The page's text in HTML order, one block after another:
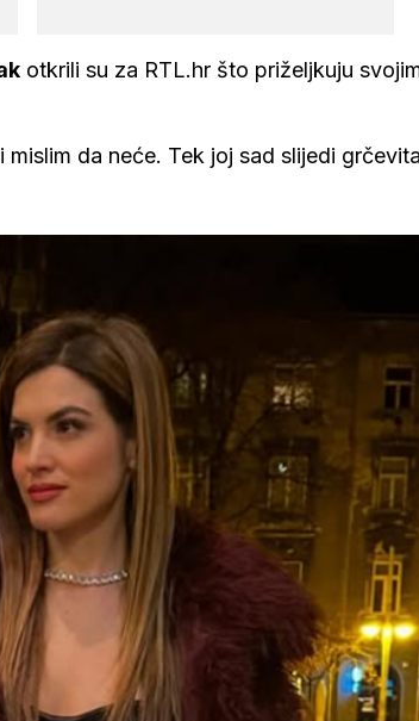
otkrili su za RTL.hr što priželjkuju
da neće. Tek joj sad slijedi